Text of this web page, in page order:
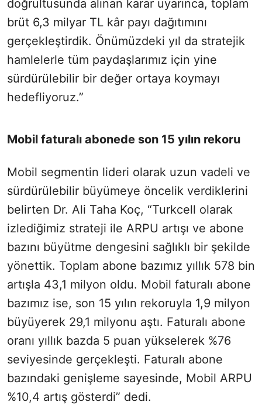
doğrultusunda alınan karar uyarınca, toplam
brüt 6,3 milyar TL kâr payı dağıtımını
gerçekleştirdik. Önümüzdeki yıl da stratejik
hamlelerle tüm paydaşlarımız için yine
sürdürülebilir bir değer ortaya koymayı
hedefliyoruz.”
Mobil faturalı abonede son 15 yılın rekoru
Mobil segmentin lideri olarak uzun vadeli ve
sürdürülebilir büyümeye öncelik verdiklerini
belirten Dr. Ali Taha Koç, “Turkcell olarak
izlediğimiz strateji ile ARPU artışı ve abone
bazını büyütme dengesini sağlıklı bir şekilde
yönettik. Toplam abone bazımız yıllık 578 bin
artışla 43,1 milyon oldu. Mobil faturalı abone
bazımız ise, son 15 yılın rekoruyla 1,9 milyon
büyüyerek 29,1 milyonu aştı. Faturalı abone
oranı yıllık bazda 5 puan yükselerek %76
seviyesinde gerçekleşti. Faturalı abone
bazındaki genişleme sayesinde, Mobil ARPU
%10,4 artış gösterdi” dedi.